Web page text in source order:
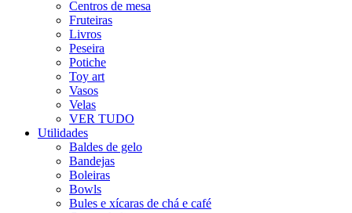
Centros de mesa
Fruteiras
Livros
Peseira
Potiche
Toy art
Vasos
Velas
VER TUDO
Utilidades
Baldes de gelo
Bandejas
Boleiras
Bowls
Bules e xícaras de chá e café